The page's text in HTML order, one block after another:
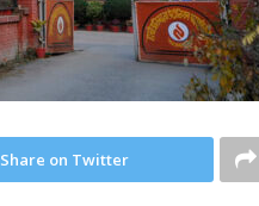
Share on Twitter